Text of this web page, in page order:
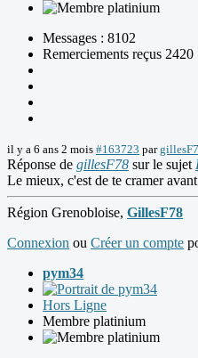
Messages : 8102
Remerciements reçus 2420
il y a 6 ans 2 mois #163723 par
Réponse de gillesF78 sur le sujet
Le mieux, c'est de te cramer
Région Grenobloise, GillesF78
Connexion ou Créer un compte
pym34
Hors Ligne
Membre platinium